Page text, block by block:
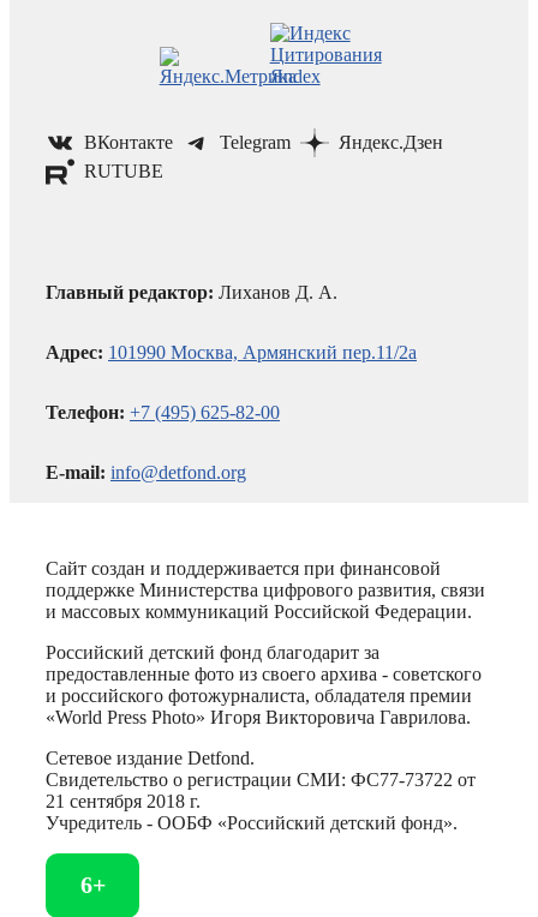
ВКонтакте Telegram
Яндекс.Дзен
RUTUBE
Главный редактор: Лиханов Д. А.
Адрес: 101990 Москва, Армянский пер.11/2а
Телефон: +7 (495) 625-82-00
E-mail: info@detfond.org
Сайт создан и поддерживается при финансовой
поддержке Министерства цифрового развития, связи
и массовых коммуникаций Российской Федерации.
Российский детский фонд благодарит за
предоставленные фото из своего архива - советского
и российского фотожурналиста, обладателя премии
«World Press Photo» Игоря Викторовича Гаврилова.
Сетевое издание Detfond.
Свидетельство о регистрации СМИ: ФС77-73722 от
21 сентября 2018 г.
Учредитель - ООБФ «Российский детский фонд».
6+